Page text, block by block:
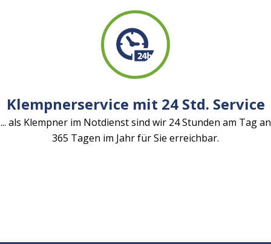
Klempnerservice mit 24 Std. Service
... als Klempner im Notdienst sind wir 24 Stunden am Tag an
365 Tagen im Jahr für Sie erreichbar.